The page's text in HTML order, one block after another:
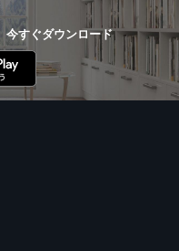
今すぐダウンロード